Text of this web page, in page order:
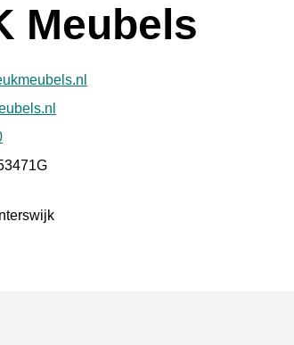
Meubels
verificate